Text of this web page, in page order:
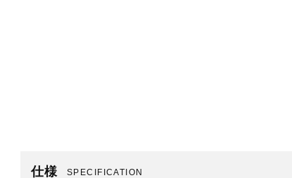
仕様 SPECIFICATION